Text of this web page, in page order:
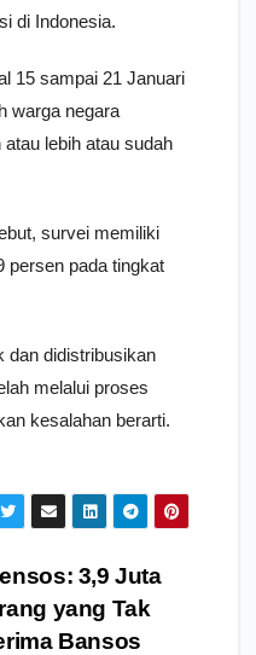
di Indonesia.
15 sampai 21 Januari
warga negara
lebih atau sudah
survei memiliki
persen pada tingkat
dan didistribusikan
melalui proses
kesalahan berarti.
3,9 Juta
yang Tak
Bansos